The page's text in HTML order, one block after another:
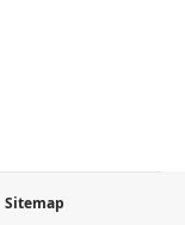
Sitemap